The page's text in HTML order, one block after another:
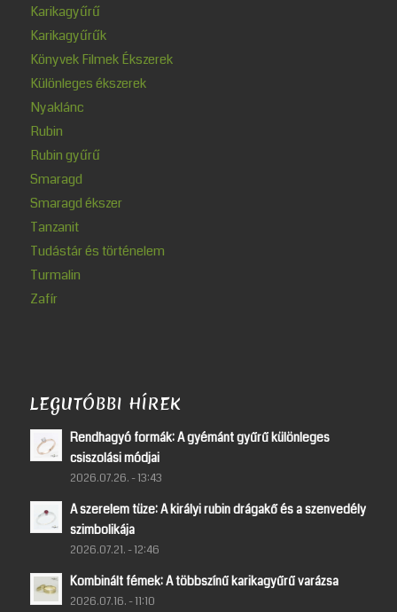
Karikagyűrű
Karikagyűrűk
Könyvek Filmek Ékszerek
Különleges ékszerek
Nyaklánc
Rubin
Rubin gyűrű
Smaragd
Smaragd ékszer
Tanzanit
Tudástár és történelem
Turmalin
Zafír
LEGUTÓBBI HÍREK
Rendhagyó formák: A gyémánt gyűrű különleges
csiszolási módjai
2026.07.26. - 13:43
A szerelem tüze: A királyi rubin drágakő és a szenvedély
szimbolikája
2026.07.21. - 12:46
Kombinált fémek: A többszínű karikagyűrű varázsa
2026.07.16. - 11:10